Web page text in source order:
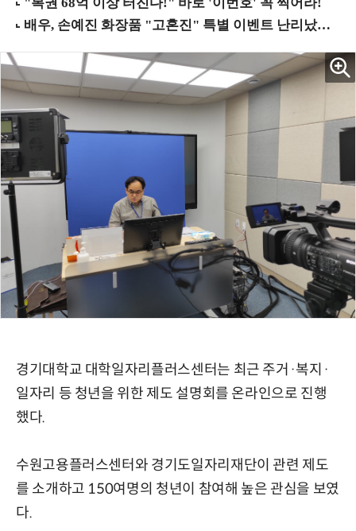
경기대학교 대학일자리플러스센터는 최근 주거·복지·
일자리 등 청년을 위한 제도 설명회를 온라인으로 진행
했다.
수원고용플러스센터와 경기도일자리재단이 관련 제도
를 소개하고 150여명의 청년이 참여해 높은 관심을 보였
다.